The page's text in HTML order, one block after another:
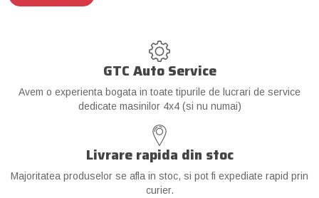
GTC Auto Service
Avem o experienta bogata in toate tipurile de lucrari de service
dedicate masinilor 4x4 (si nu numai)
Livrare rapida din stoc
Majoritatea produselor se afla in stoc, si pot fi expediate rapid prin
curier.